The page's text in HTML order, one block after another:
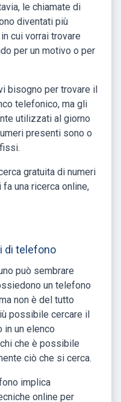
le chiamate di
diventati più
cui vorrai trovare
per un motivo o per
bisogno per trovare il
telefonico, ma gli
utilizzati al giorno
presenti sono o
gratuita di numeri
una ricerca online,
di telefono
può sembrare
un telefono
non è del tutto
possibile cercare il
in un elenco
che è possibile
ciò che si cerca.
implica
online per